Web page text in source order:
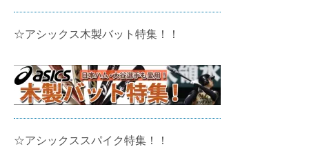
☆アシックス木製バット特集！！
☆アシックススパイク特集！！